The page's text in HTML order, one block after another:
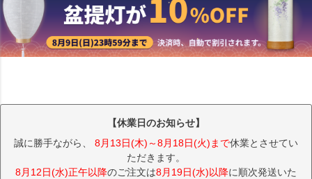
【休業日のお知らせ】
誠に勝手ながら、 8月13日(木)～8月18日(火)まで休業とさせてい
ただきます。
8月12日(水)正午以降のご注文は8月19日(水)以降に順次発送いた